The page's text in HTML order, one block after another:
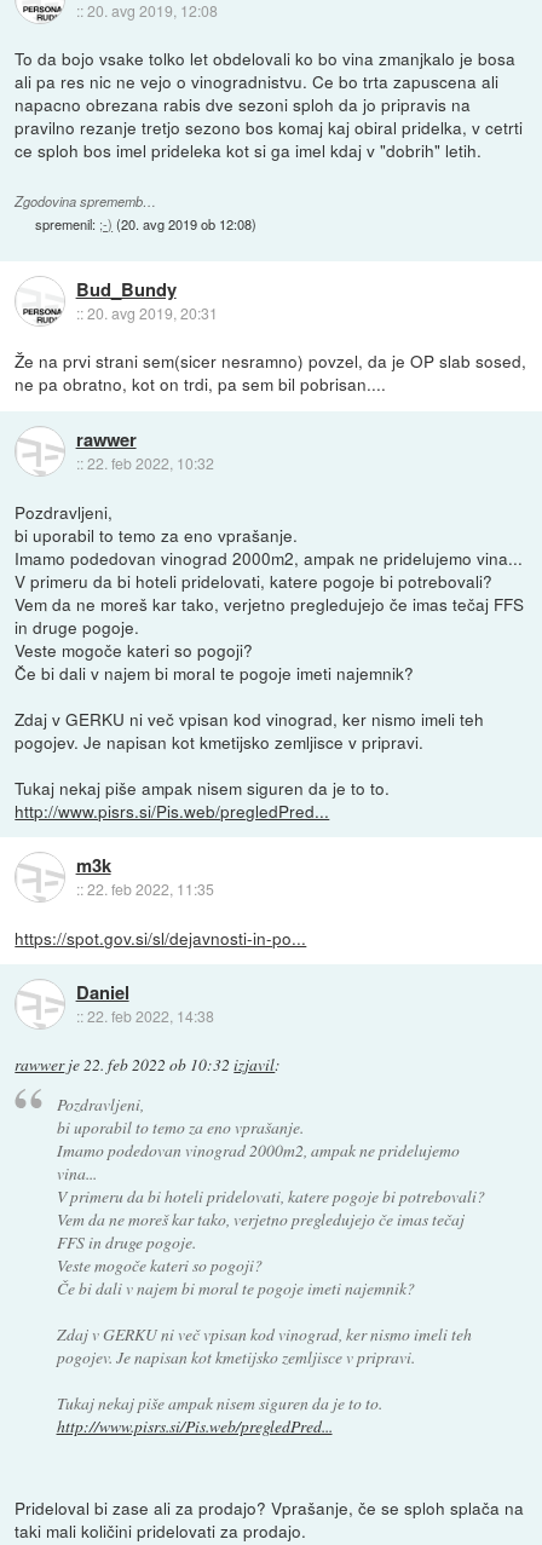
::20. avg 2019, 12:08
To da bojo vsake tolko let obdelovali ko bo vina zmanjkalo je bosa
ali pa res nic ne vejo o vinogradnistvu. Ce bo trta zapuscena ali
napacno obrezana rabis dve sezoni sploh da jo pripravis na
pravilno rezanje tretjo sezono bos komaj kaj obiral pridelka, v cetrti
ce sploh bos imel prideleka kot si ga imel kdaj v "dobrih" letih.
Zgodovina sprememb…
spremenil: ;-) (20. avg 2019 ob 12:08)
Bud_Bundy
::20. avg 2019, 20:31
Že na prvi strani sem(sicer nesramno) povzel, da je OP slab sosed,
ne pa obratno, kot on trdi, pa sem bil pobrisan....
rawwer
::22. feb 2022, 10:32
Pozdravljeni,
bi uporabil to temo za eno vprašanje.
Imamo podedovan vinograd 2000m2, ampak ne pridelujemo vina...
V primeru da bi hoteli pridelovati, katere pogoje bi potrebovali?
Vem da ne moreš kar tako, verjetno pregledujejo če imas tečaj FFS
in druge pogoje.
Veste mogoče kateri so pogoji?
Če bi dali v najem bi moral te pogoje imeti najemnik?
Zdaj v GERKU ni več vpisan kod vinograd, ker nismo imeli teh
pogojev. Je napisan kot kmetijsko zemljisce v pripravi.
Tukaj nekaj piše ampak nisem siguren da je to to.
http://www.pisrs.si/Pis.web/pregledPred...
m3k
::22. feb 2022, 11:35
https://spot.gov.si/sl/dejavnosti-in-po...
Daniel
::22. feb 2022, 14:38
rawwerje 22. feb 2022 ob 10:32 izjavil:
Pozdravljeni,
bi uporabil to temo za eno vprašanje.
Imamo podedovan vinograd 2000m2, ampak ne pridelujemo
vina...
V primeru da bi hoteli pridelovati, katere pogoje bi potrebovali?
Vem da ne moreš kar tako, verjetno pregledujejo če imas tečaj
FFS in druge pogoje.
Veste mogoče kateri so pogoji?
Če bi dali v najem bi moral te pogoje imeti najemnik?
Zdaj v GERKU ni več vpisan kod vinograd, ker nismo imeli teh
pogojev. Je napisan kot kmetijsko zemljisce v pripravi.
Tukaj nekaj piše ampak nisem siguren da je to to.
http://www.pisrs.si/Pis.web/pregledPred...
Prideloval bi zase ali za prodajo? Vprašanje, če se sploh splača na
taki mali količini pridelovati za prodajo.